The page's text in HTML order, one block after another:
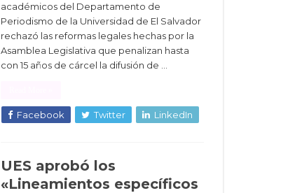
académicos del Departamento de
Periodismo de la Universidad de El Salvador
rechazó las reformas legales hechas por la
Asamblea Legislativa que penalizan hasta
con 15 años de cárcel la difusión de …
Facebook Twitter LinkedIn
UES aprobó los
«Lineamientos específicos